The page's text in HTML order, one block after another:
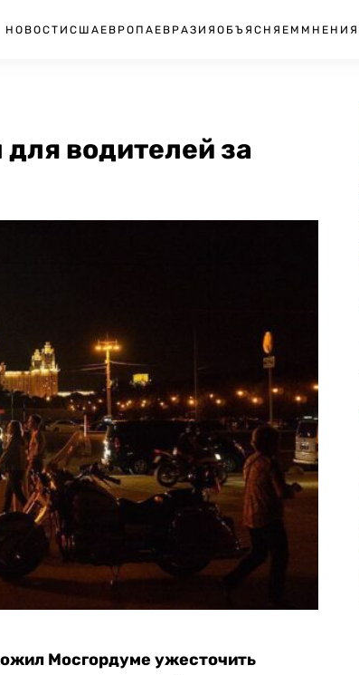
НОВОСТИ США ЕВРОПА ЕВРАЗИЯ ОБЪЯСНЯЕМ МНЕНИЯ
водителей за
Мосгордуме ужесточить